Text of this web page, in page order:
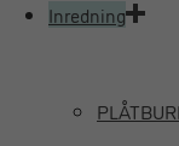
Inredning